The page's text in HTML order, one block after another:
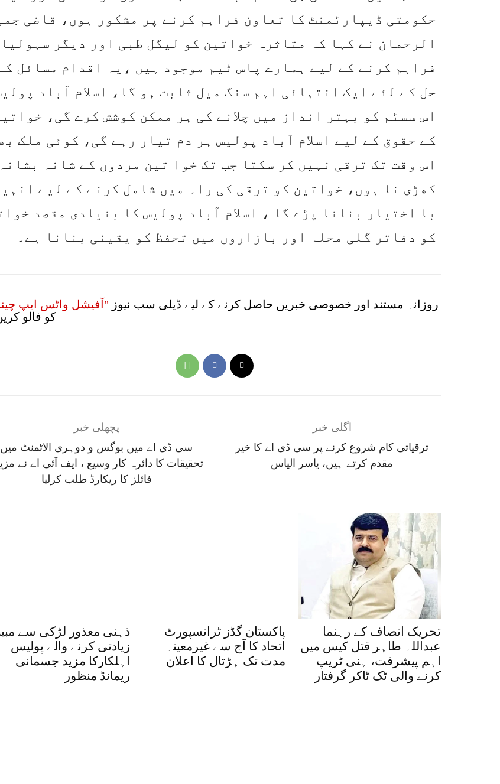
حکومتی ڈیپارٹمنٹ کا تعاون فراہم کرنے پر مشکور ہوں، قاضی
الرحمان نے کہا کہ متاثرہ خواتین کو لیگل طبی اور دیگر
فراہم کرنے کے لیے ہمارے پاس ٹیم موجود ہیں ،یہ اقدام مسائل
حل کے لئے ایک انتہائی اہم سنگ میل ثابت ہو گا، اسلام آباد
اس سسٹم کو بہتر انداز میں چلانے کی ہر ممکن کوشش کرے گی،
کے حقوق کے لیے اسلام آباد پولیس ہر دم تیار رہے گی، کوئی ملک
اس وقت تک ترقی نہیں کر سکتا جب تک خوا تین مردوں کے شانہ بشانہ
کھڑی نا ہوں، خواتین کو ترقی کی راہ میں شامل کرنے کے لیے
با اختیار بنانا پڑے گا ، اسلام آباد پولیس کا بنیادی مقصد
کو دفاتر گلی محلہ اور بازاروں میں تحفظ کو یقینی بنانا ہے۔
روزانہ مستند اور خصوصی خبریں حاصل کرنے کے لیے ڈیلی سب نیوز "آفیشل واٹس ایپ
کو فالو
پچھلی خبر
سی ڈی اے میں بوگس و دوہری الاٹمنٹ میں
فائلز کا ریکارڈ طلب کرلیا
اگلی خبر
ترقیاتی کام شروع کرنے پر سی ڈی اے کا خیر
مقدم کرتے ہیں، یاسر الیاس
ذہنی معذور لڑکی سے
زیادتی کرنے والے پولیس
اہلکارکا مزید جسمانی
ریمانڈ منظور
پاکستان گڈز ٹرانسپورٹ
اتحاد کا آج سے غیرمعینہ
مدت تک ہڑتال کا اعلان
تحریک انصاف کے رہنما
عبداللہ طاہر قتل کیس میں
اہم پیشرفت، ہنی ٹریپ
کرنے والی ٹک ٹاکر گرفتار